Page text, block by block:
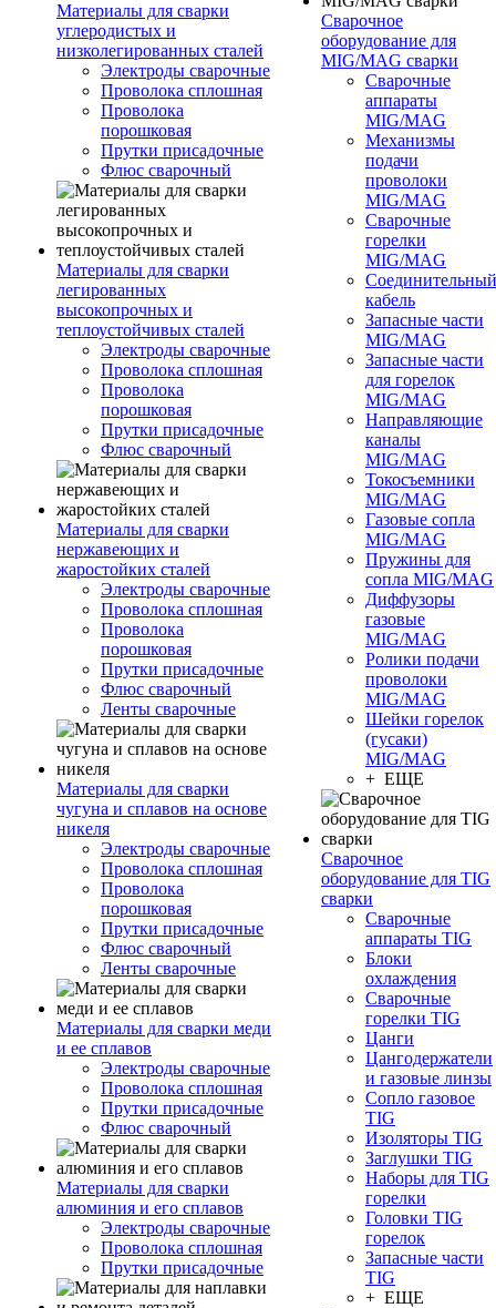
Материалы для сварки
углеродистых и
низколегированных сталей
Электроды сварочные
Проволока сплошная
Проволока
порошковая
Прутки присадочные
Флюс сварочный
Материалы для сварки
легированных
высокопрочных и
теплоустойчивых сталей
Электроды сварочные
Проволока сплошная
Проволока
порошковая
Прутки присадочные
Флюс сварочный
Материалы для сварки
нержавеющих и
жаростойких сталей
Электроды сварочные
Проволока сплошная
Проволока
порошковая
Прутки присадочные
Флюс сварочный
Ленты сварочные
Материалы для сварки
чугуна и сплавов на основе
никеля
Электроды сварочные
Проволока сплошная
Проволока
порошковая
Прутки присадочные
Флюс сварочный
Ленты сварочные
Материалы для сварки меди
и ее сплавов
Электроды сварочные
Проволока сплошная
Прутки присадочные
Флюс сварочный
Материалы для сварки
алюминия и его сплавов
Электроды сварочные
Проволока сплошная
Прутки присадочные
Сварочное
оборудование для
MIG/MAG сварки
Сварочные
аппараты
MIG/MAG
Механизмы
подачи
проволоки
MIG/MAG
Сварочные
горелки
MIG/MAG
Соединительный
кабель
Запасные части
MIG/MAG
Запасные части
для горелок
MIG/MAG
Направляющие
каналы
MIG/MAG
Токосъемники
MIG/MAG
Газовые сопла
MIG/MAG
Пружины для
сопла MIG/MAG
Диффузоры
газовые
MIG/MAG
Ролики подачи
проволоки
MIG/MAG
Шейки горелок
(гусаки)
MIG/MAG
+ ЕЩЕ
Сварочное
оборудование для TIG
сварки
Сварочные
аппараты TIG
Блоки
охлаждения
Сварочные
горелки TIG
Цанги
Цангодержатели
и газовые линзы
Сопло газовое
TIG
Изоляторы TIG
Заглушки TIG
Наборы для TIG
горелки
Головки TIG
горелок
Запасные части
TIG
+ ЕЩЕ